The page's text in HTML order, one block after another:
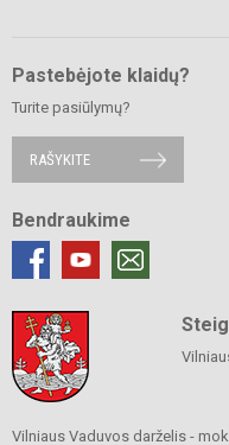
Pastebėjote klaidų?
Turite pasiūlymų?
RAŠYKITE
Bendraukime
Vilniaus Vaduvos darželis -